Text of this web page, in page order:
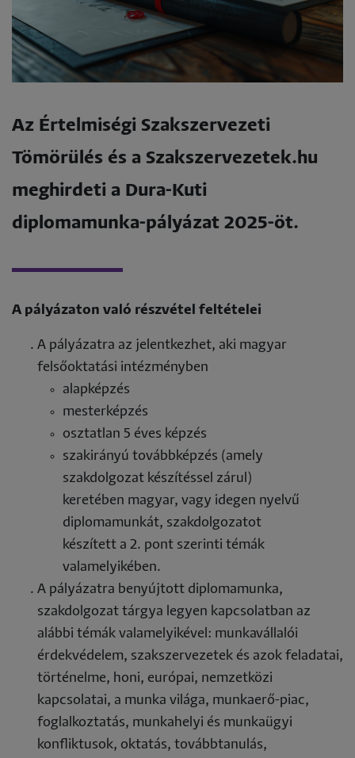
Az Értelmiségi Szakszervezeti
Tömörülés és a Szakszervezetek.hu
meghirdeti a Dura-Kuti
diplomamunka-pályázat 2025-öt.
A pályázaton való részvétel feltételei
A pályázatra az jelentkezhet, aki magyar
felsőoktatási intézményben
alapképzés
mesterképzés
osztatlan 5 éves képzés
szakirányú továbbképzés (amely
szakdolgozat készítéssel zárul)
keretében magyar, vagy idegen nyelvű
diplomamunkát, szakdolgozatot
készített a 2. pont szerinti témák
valamelyikében.
A pályázatra benyújtott diplomamunka,
szakdolgozat tárgya legyen kapcsolatban az
alábbi témák valamelyikével: munkavállalói
érdekvédelem, szakszervezetek és azok feladatai,
történelme, honi, európai, nemzetközi
kapcsolatai, a munka világa, munkaerő-piac,
foglalkoztatás, munkahelyi és munkaügyi
konfliktusok, oktatás, továbbtanulás,